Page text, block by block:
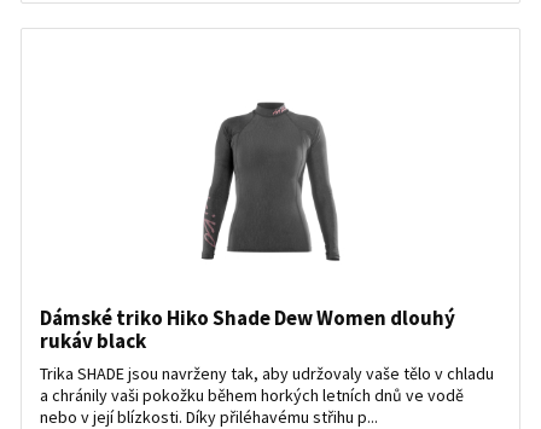
Dámské triko Hiko Shade Dew Women dlouhý
rukáv black
Trika SHADE jsou navrženy tak, aby udržovaly vaše tělo v chladu
a chránily vaši pokožku během horkých letních dnů ve vodě
nebo v její blízkosti. Díky přiléhavému střihu p...